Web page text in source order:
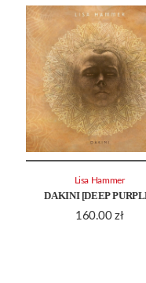
DAKINI [DEEP
160.00 zł
Lisa Hammer